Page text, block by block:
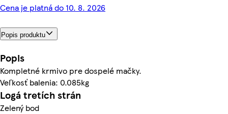
Cena je platná do 10. 8. 2026
Popis produktu
Popis
Kompletné krmivo pre dospelé mačky.
Veľkosť balenia: 0.085kg
Logá tretích strán
Zelený bod